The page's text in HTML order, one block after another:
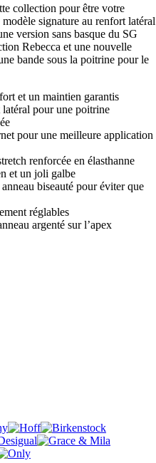
collection pour être votre
signature au renfort latéral
version sans basque du SG
Rebecca et une nouvelle
bande sous la poitrine pour le
et un maintien garantis
pour une poitrine
pour une meilleure application
renforcée en élasthanne
et un joli galbe
biseauté pour éviter que
réglables
argenté sur l’apex